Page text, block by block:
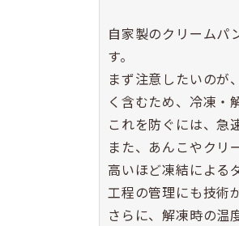
自家製のクリームパ
す。
まず注意したいのが
く含むため、冷凍・
これを防ぐには、急
また、あんこやクリ
高いほど凍結による
工程の管理にも技術
さらに、解凍時の温